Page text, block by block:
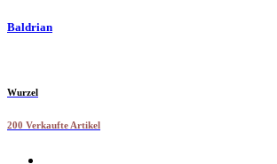
Baldrian
Wurzel
200 Verkaufte Artikel